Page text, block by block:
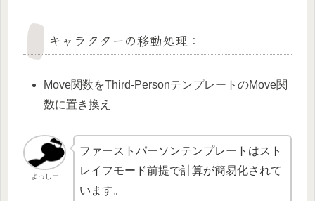
キャラクターの移動処理：
Move関数をThird-PersonテンプレートのMove関
数に置き換え
よっしー
ファーストパーソンテンプレートはスト
レイフモード前提で計算が簡易化されて
います。